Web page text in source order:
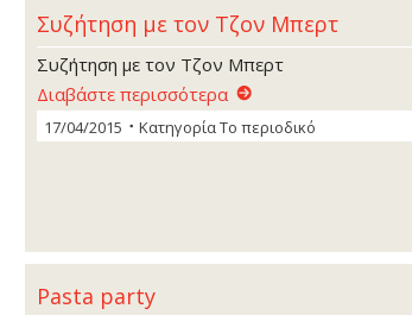
Συζήτηση με τον Τζον Μπερτ
Συζήτηση με τον Τζον Μπερτ
Διαβάστε περισσότερα
17/04/2015 ΚατηγορίαΤο περιοδικό
Pasta party